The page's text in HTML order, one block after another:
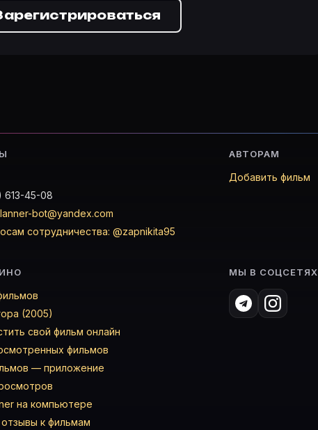
613-45-08
bot@yandex.com
сотрудничества: @zapnikita95
АВТОРАМ
Добавить фильм
(2005)
свой фильм онлайн
фильмов
— приложение
на компьютере
к фильмам
МЫ В СОЦСЕТЯХ